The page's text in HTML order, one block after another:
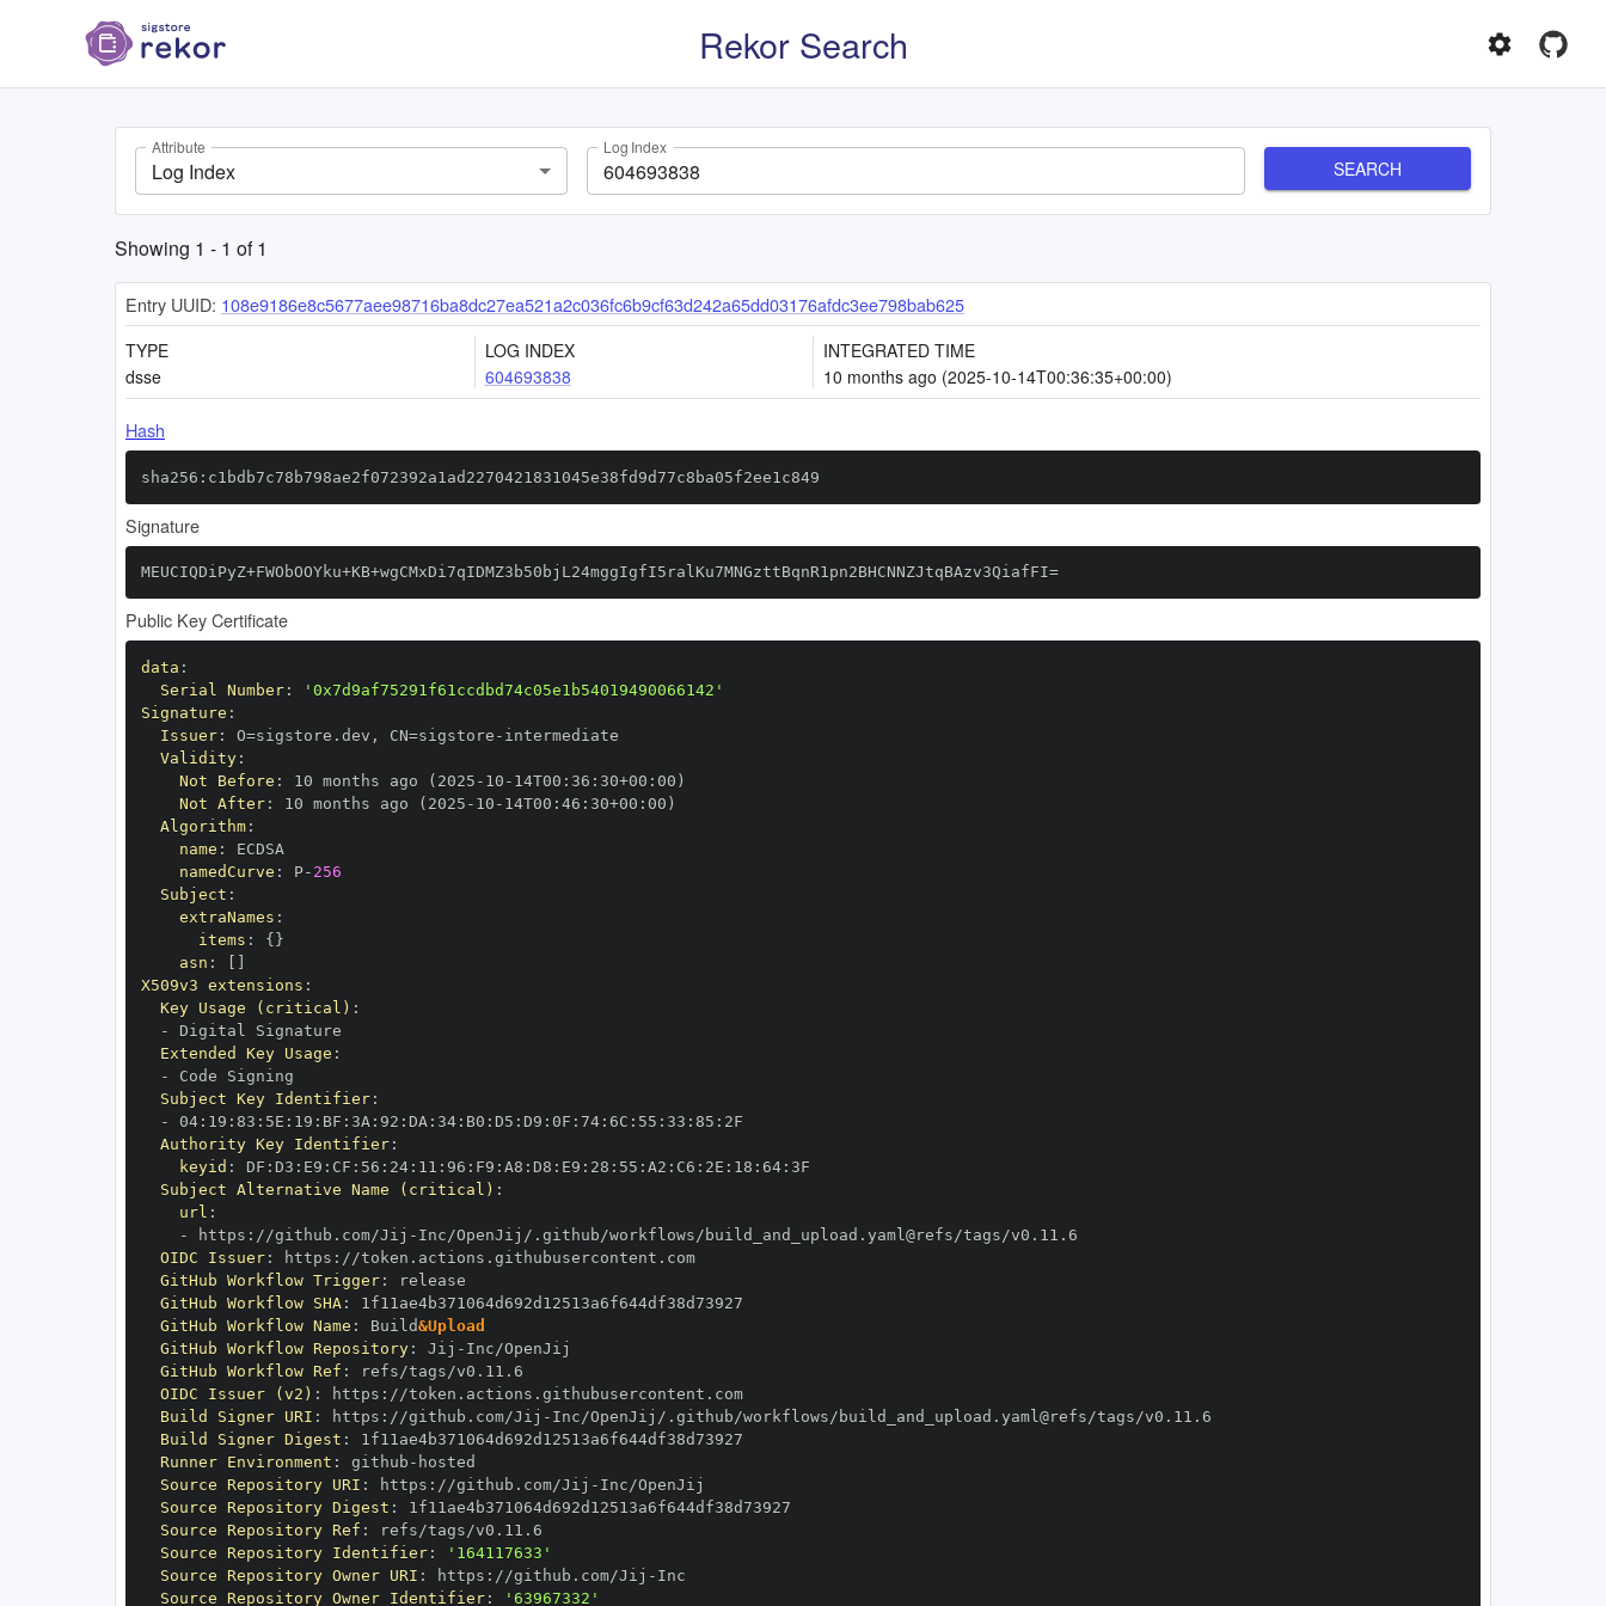
Rekor Search
Attribute
Log Index
Log Index
SEARCH
Showing 1 - 1 of1
Entry UUID: 108e9186e8c5677aee98716ba8dc27ea521a2c036fc6b9cf63d242a65dd03176afdc3ee798bab625
TYPE
dsse
LOG INDEX
604693838
INTEGRATED TIME
10 months ago (2025-10-14T00:36:35+00:00)
Hash
sha256:c1bdb7c78b798ae2f072392a1ad2270421831045e38fd9d77c8ba05f2ee1c849
Signature
MEUCIQDiPyZ+FWObOOYku+KB+wgCMxDi7qIDMZ3b50bjL24mggIgfI5ralKu7MNGzttBqnR1pn2BHCNNZJtqBAzv3QiafFI=
Public Key Certificate
data :
Serial Number:
'0x7d9af75291f61ccdbd74c05e1b54019490066142'
Signature :
Issuer: O=sigstore.dev , CN=sigstore -
Validity:
Not Before : 10 months ago (2025 - 10 - 14T00 : 36 : 30+00 :
Not After: 10 months ago (2025 - 10 - 14T00 : 46 : 30+00 :
Algorithm:
name :
namedCurve : P- 256
Subject :
extraNames :
items : { }
asn :
X509v3 extensions :
Key Usage (critical) :
-
Extended Key Usage :
-
Subject Key Identifier:
-
04: 19 : 83 : 5E : 19 : BF : 3A : 92 : DA : 34: B0 : D5 : D9 : 0F : 74: 6C : 55 : 33 : 85 :
Authority Key Identifier:
keyid : DF : D3 : E9 : CF : 56 : 24: 11 : 96 : F9 : A8 : D8 : E9 : 28 : 55 : A2 : C6 : 2E : 18 : 64:
Subject Alternative Name (critical) :
url :
-
https : //github.com/Jij -
OIDC Issuer: https :
//token.actions.githubusercontent.com
GitHub Workflow Trigger:
GitHub Workflow SHA:
GitHub Workflow Name : Build&Upload
GitHub Workflow Repository: Jij -
GitHub Workflow Ref :
OIDC Issuer (v2) : https :
//token.actions.githubusercontent.com
Build Signer URI : https : //github.com/Jij -
Build Signer Digest :
Runner Environment : github -
Source Repository URI : https : //github.com/Jij -
Source Repository Digest :
Source Repository Ref :
Source Repository Identifier:
'164117633'
Source Repository Owner URI : https : //github.com/Jij -
Source Repository Owner Identifier: '63967332'